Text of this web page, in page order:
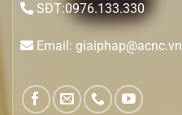
SĐT:0976.133.330
Email: giaiphap@acnc.vn